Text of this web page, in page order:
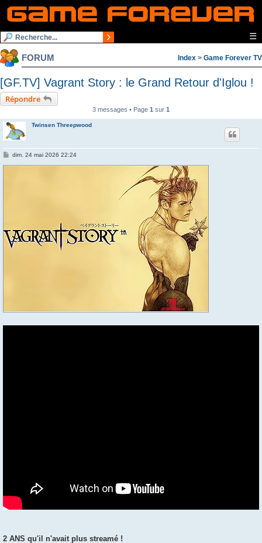
☰
FORUM Index > Game Forever TV
[GF.TV] Vagrant Story : le Grand Retour d'Iglou !
Répondre
3 messages • Page 1 sur 1
Twinsen Threepwood
Mdim. 24 mai 2026 22:24
2 ANS qu'il n'avait plus streamé !